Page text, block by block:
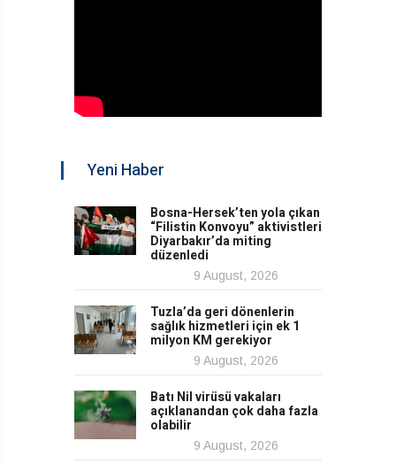
Yeni Haber
Bosna-Hersek’ten yola çıkan
“Filistin Konvoyu” aktivistleri
Diyarbakır’da miting
düzenledi
9 August, 2026
Tuzla’da geri dönenlerin
sağlık hizmetleri için ek 1
milyon KM gerekiyor
9 August, 2026
Batı Nil virüsü vakaları
açıklanandan çok daha fazla
olabilir
9 August, 2026